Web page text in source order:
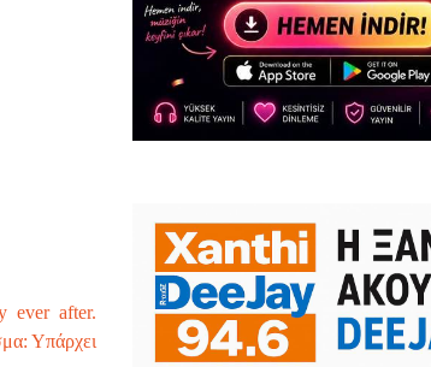
ever after.
Υπάρχει